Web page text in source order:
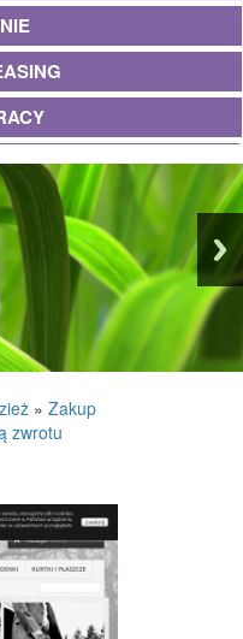
KANTORY
DZIAŁKI
» Zakup
zwrotu